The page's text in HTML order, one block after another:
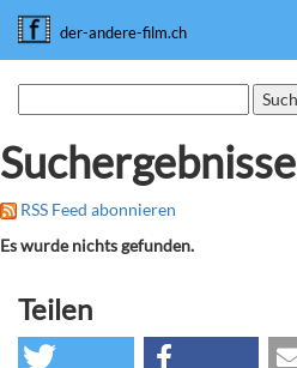
der-andere-film.ch
Suchergebnisse
RSS Feed abonnieren
Es wurde nichts gefunden.
Teilen